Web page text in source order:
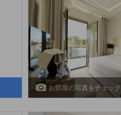
お部屋の写真をチェック